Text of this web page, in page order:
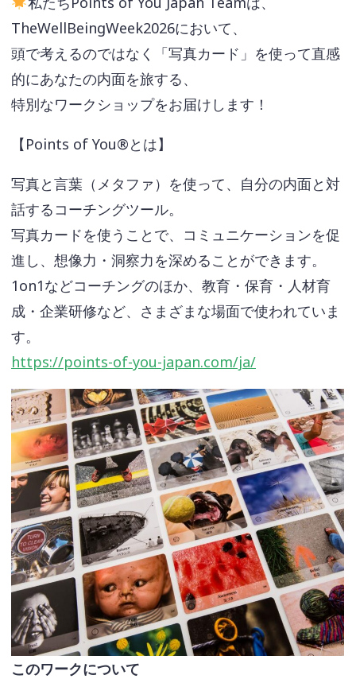
TheWellBeingWeek2026において、
頭で考えるのではなく「写真カード」を使って直感
的にあなたの内面を旅する、
特別なワークショップをお届けします！
【Points of You®とは】
写真と言葉（メタファ）を使って、自分の内面と対
話するコーチングツール。
写真カードを使うことで、コミュニケーションを促
進し、想像力・洞察力を深めることができます。
1on1などコーチングのほか、教育・保育・人材育
成・企業研修など、さまざまな場面で使われていま
す。
https://points-of-you-japan.com/ja/
このワークについて